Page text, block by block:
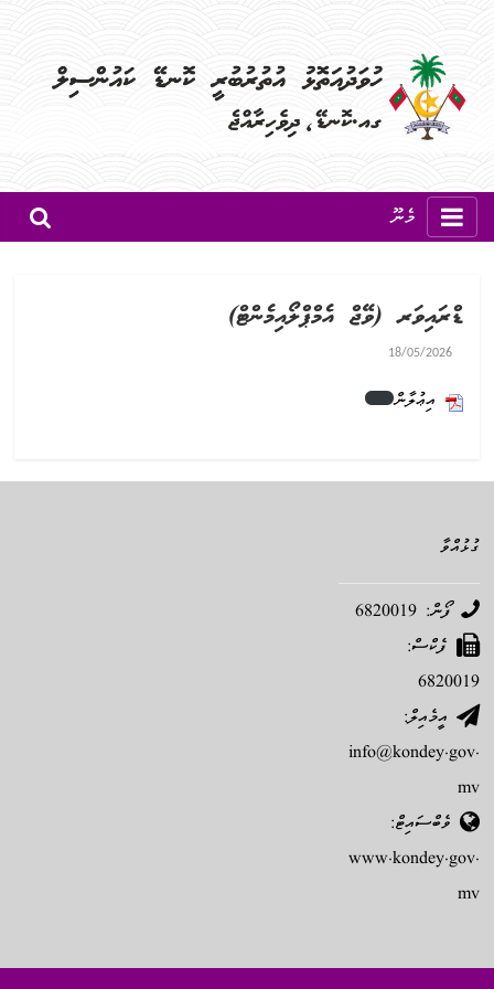
މެނޫ
ޑްރައިވަރ (ވޭޖް އެމްޕްލޯއިމެންޓް)
18/05/2026
އިޢުލާން
ގުޅުއްވާ
ފޯން: 6820019
ފެކްސް:
6820019
އީމެއިލް:
info@kondey.gov.
mv
ވެބްސައިޓް:
www.kondey.gov.
mv